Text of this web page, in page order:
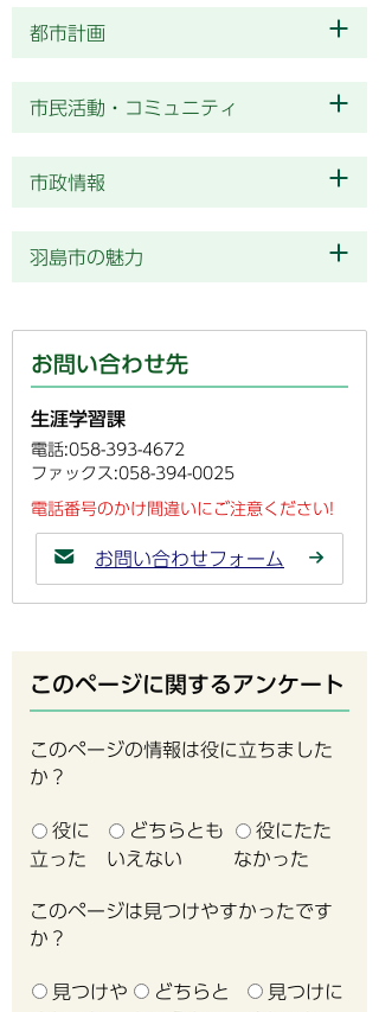
都市計画
市民活動・コミュニティ
市政情報
羽島市の魅力
お問い合わせ先
生涯学習課
電話:058-393-4672
ファックス:058-394-0025
電話番号のかけ間違いにご注意ください!
お問い合わせフォーム
このページに関するアンケート
このページの情報は役に立ちました
か？
役に
立った
どちらとも
いえない
役にたた
なかった
このページは見つけやすかったです
か？
見つけや
どちらと
見つけに